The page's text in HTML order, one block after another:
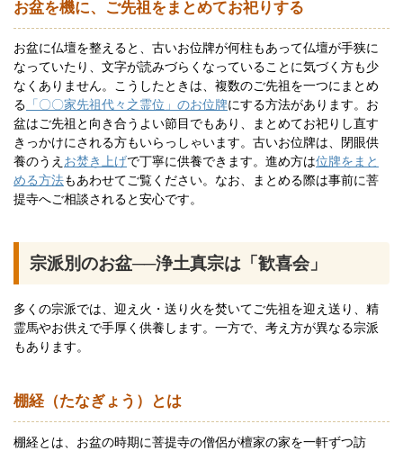
お盆を機に、ご先祖をまとめてお祀りする
お盆に仏壇を整えると、古いお位牌が何柱もあって仏壇が手狭に
なっていたり、文字が読みづらくなっていることに気づく方も少
なくありません。こうしたときは、複数のご先祖を一つにまとめ
る 「〇〇家先祖代々之霊位」のお位牌にする方法があります。お
盆はご先祖と向き合うよい節目でもあり、まとめてお祀りし直す
きっかけにされる方もいらっしゃいます。古いお位牌は、閉眼供
養のうえ お焚き上げで丁寧に供養できます。進め方は位牌をまと
める方法もあわせてご覧ください。なお、まとめる際は事前に菩
提寺へご相談されると安心です。
宗派別のお盆──浄土真宗は「歓喜会」
多くの宗派では、迎え火・送り火を焚いてご先祖を迎え送り、精
霊馬やお供えで手厚く供養します。一方で、考え方が異なる宗派
もあります。
棚経（たなぎょう）とは
棚経とは、お盆の時期に菩提寺の僧侶が檀家の家を一軒ずつ訪